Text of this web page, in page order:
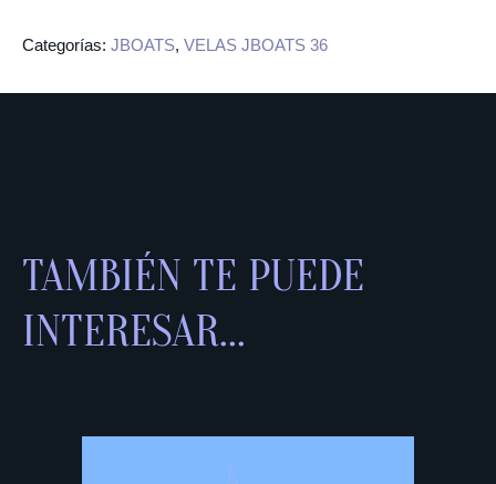
Categorías: JBOATS, VELAS JBOATS 36
TAMBIÉN TE PUEDE
INTERESAR...